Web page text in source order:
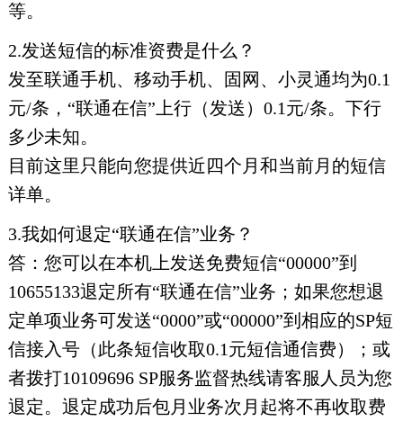
等。
2.发送短信的标准资费是什么？
发至联通手机、移动手机、固网、小灵通均为0.1
元/条，“联通在信”上行（发送）0.1元/条。下行
多少未知。
目前这里只能向您提供近四个月和当前月的短信
详单。
3.我如何退定“联通在信”业务？
答：您可以在本机上发送免费短信“00000”到
10655133退定所有“联通在信”业务；如果您想退
定单项业务可发送“0000”或“00000”到相应的SP短
信接入号（此条短信收取0.1元短信通信费）；或
者拨打10109696 SP服务监督热线请客服人员为您
退定。退定成功后包月业务次月起将不再收取费